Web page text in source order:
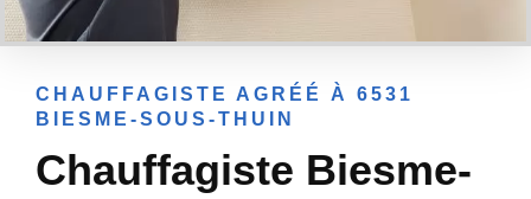
CHAUFFAGISTE AGRÉÉ À 6531
BIESME-SOUS-THUIN
Chauffagiste Biesme-